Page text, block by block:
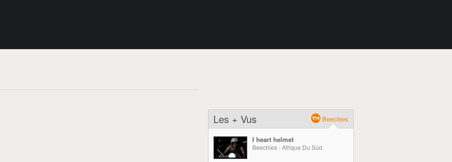
Les + Vus Beechies
I heart helmet
Beechies - Afrique Du Sud